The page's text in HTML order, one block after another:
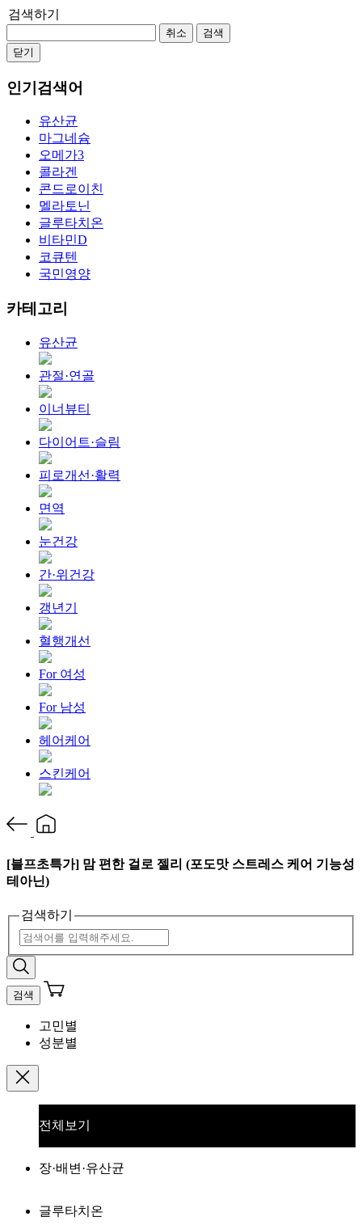
검색하기
취소
검색
닫기
인기검색어
유산균
마그네슘
오메가3
콜라겐
콘드로이친
멜라토닌
글루타치온
비타민D
코큐텐
국민영양
카테고리
유산균
관절·연골
이너뷰티
다이어트·슬림
피로개선·활력
면역
눈건강
간·위건강
갱년기
혈행개선
For 여성
For 남성
헤어케어
스킨케어
[블프초특가] 맘 편한 걸로 젤리 (포도맛 스트레스 케어 기능성
테아닌)
검색하기
검색
고민별
성분별
전체보기
장·배변·유산균
글루타치온